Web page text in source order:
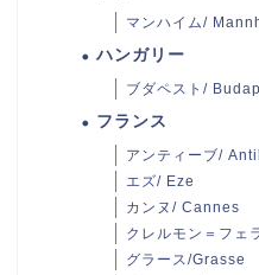
マンハイム/
ハンガリー
ブダペスト/
フランス
アンティーブ/
エズ/ Eze
カンヌ/ Cannes
クレルモン＝フ
グラース/Grasse